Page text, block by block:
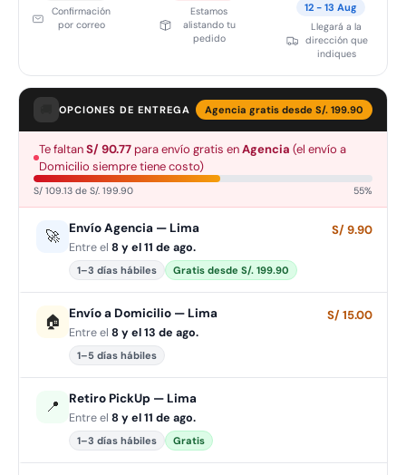
Confirmación
por correo
Estamos
alistando tu
pedido
12 - 13 Aug
Llegará a la
dirección que
indiques
OPCIONES DE ENTREGA Agencia gratis desde S/. 199.90
Te faltanS/ 90.77 para envío gratis enAgencia (el envío a
Domicilio siempre tiene costo)
S/ 109.13 de S/. 199.90 55%
🚀 Envío Agencia — Lima
Entre el 8 y el 11 de ago.
1–3 días hábiles Gratis desde S/. 199.90
S/ 9.90
🏠 Envío a Domicilio — Lima
Entre el 8 y el 13 de ago.
1–5 días hábiles
S/ 15.00
📍 Retiro PickUp — Lima
Entre el 8 y el 11 de ago.
1–3 días hábiles Gratis